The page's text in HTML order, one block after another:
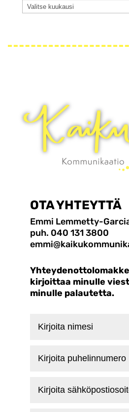
Arkisto
OTA YHTEYTTÄ
Emmi Lemmetty-
puh. 040 131 3800
kirjoittaa minulle
minulle palautetta.
nimesi
puhelinnumero
sähköpostiosoite